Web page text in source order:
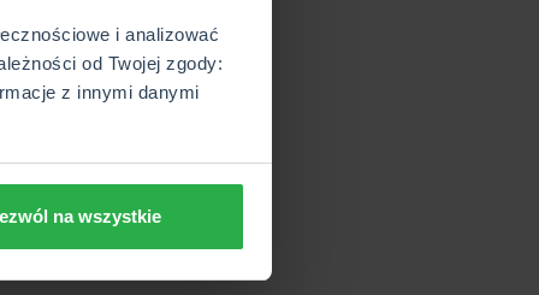
i analizować
od Twojej zgody:
z innymi danymi
na wszystkie